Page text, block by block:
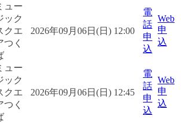
ュー
ック
クエ
つく
2026年09月06日(日) 12:00
電
話
申
込
Web
申
込
ュー
ック
クエ
つく
2026年09月06日(日) 12:45
電
話
申
込
Web
申
込